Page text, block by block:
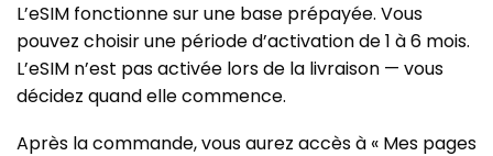
L’eSIM fonctionne sur une base prépayée. Vous
pouvez choisir une période d’activation de 1 à 6 mois.
L’eSIM n’est pas activée lors de la livraison — vous
décidez quand elle commence.
Après la commande, vous aurez accès à « Mes pages